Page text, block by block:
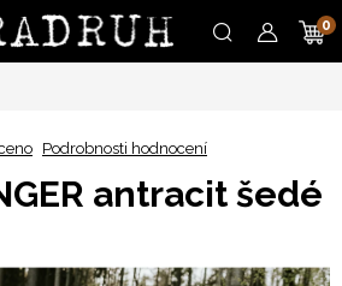
Podrobnosti hodnocení
antracit šedé